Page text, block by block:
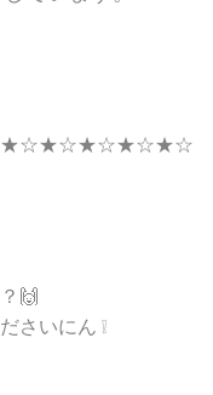
🙌
さいにん ❕